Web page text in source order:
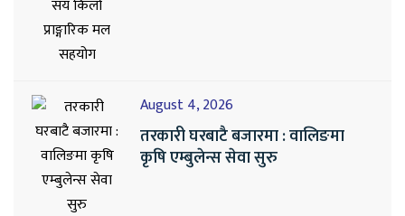
August 4, 2026
तरकारी घरबाटै बजारमा : वालिङमा
कृषि एम्बुलेन्स सेवा सुरु